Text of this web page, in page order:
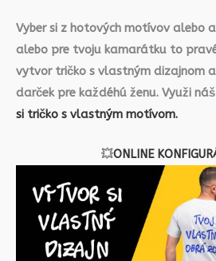
Vyber si z hotových motívov alebo
alebo pre tvoju kamarátku to
vytvor tričko s vlastným dizajnom
darček pre každéhú ženu. Využi náš
si tričko s vlastným motívom.
💥ONLINE